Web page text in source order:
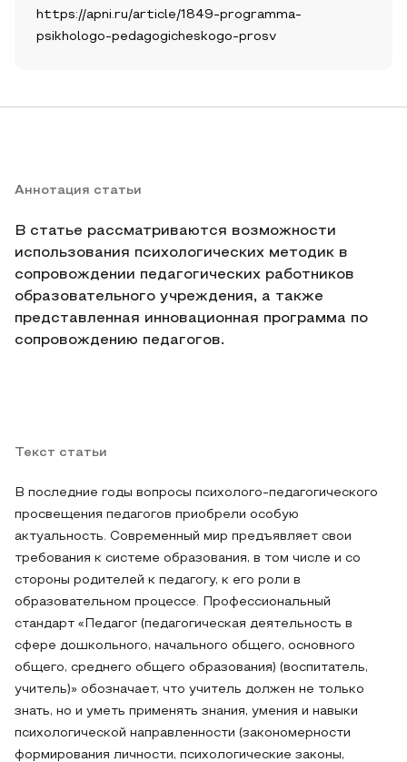
https://apni.ru/article/1849-programma-
psikhologo-pedagogicheskogo-prosv
Аннотация статьи
В статье рассматриваются возможности
использования психологических методик в
сопровождении педагогических работников
образовательного учреждения, а также
представленная инновационная программа по
сопровождению педагогов.
Текст статьи
В последние годы вопросы психолого-педагогического
просвещения педагогов приобрели особую
актуальность. Современный мир предъявляет свои
требования к системе образования, в том числе и со
стороны родителей к педагогу, к его роли в
образовательном процессе. Профессиональный
стандарт «Педагог (педагогическая деятельность в
сфере дошкольного, начального общего, основного
общего, среднего общего образования) (воспитатель,
учитель)» обозначает, что учитель должен не только
знать, но и уметь применять знания, умения и навыки
психологической направленности (закономерности
формирования личности, психологические законы,